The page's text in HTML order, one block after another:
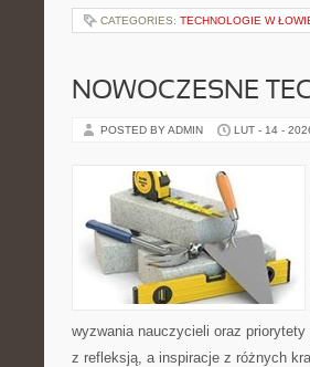
CATEGORIES: TECHNOLOGIE W
NOWOCZESNE
POSTED BY ADMIN LUT - 14 -
wyzwania nauczycieli oraz
z refleksją, a inspiracje z różnych